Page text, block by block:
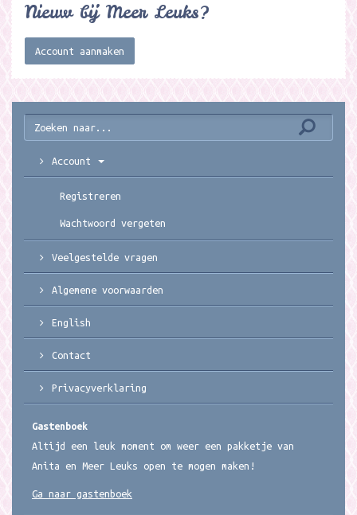
Nieuw bij Meer Leuks?
Account aanmaken
Account
Registreren
Wachtwoord vergeten
Veelgestelde vragen
Algemene voorwaarden
English
Contact
Privacyverklaring
Gastenboek
Altijd een leuk moment om weer een pakketje van
Anita en Meer Leuks open te mogen maken!
Ga naar gastenboek